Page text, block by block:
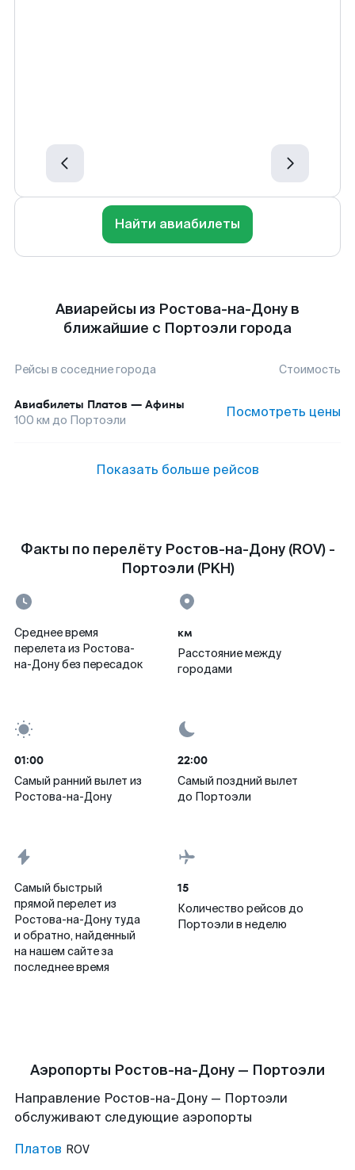
Найти авиабилеты
Авиарейсы из Ростова-на-Дону в
ближайшие с Портоэли города
Рейсы в соседние города Стоимость
Авиабилеты Платов — Афины
100 км до Портоэли Посмотреть цены
Показать больше рейсов
Факты по перелёту Ростов-на-Дону (ROV) -
Портоэли (PKH)
Среднее время
перелета из Ростова-
на-Дону без пересадок
км
Расстояние между
городами
01:00
Самый ранний вылет из
Ростова-на-Дону
22:00
Самый поздний вылет
до Портоэли
Самый быстрый
прямой перелет из
Ростова-на-Дону туда
и обратно, найденный
на нашем сайте за
последнее время
15
Количество рейсов до
Портоэли в неделю
Аэропорты Ростов-на-Дону — Портоэли
Направление Ростов-на-Дону — Портоэли
обслуживают следующие аэропорты
Платов ROV